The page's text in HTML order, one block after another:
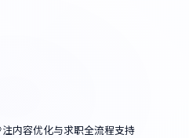
内容优化与求职全流程支持